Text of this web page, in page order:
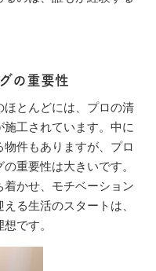
の重要性
とんどには、プロの清
工されています。中に
件もありますが、プロ
重要性は大きいです。
かせ、モチベーション
る生活のスタートは、
です。